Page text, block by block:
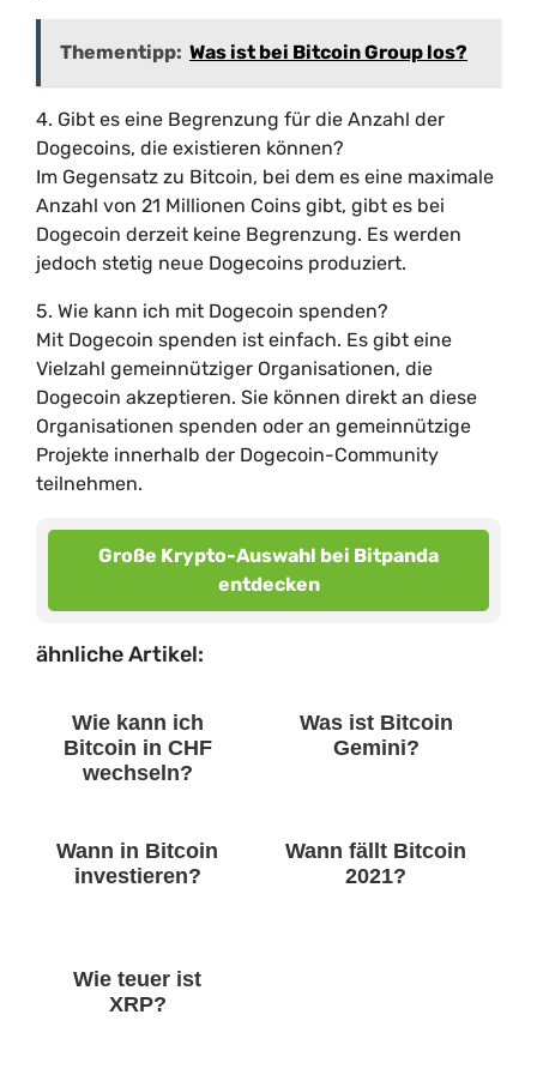
Thementipp: Was ist bei Bitcoin Group los?
4. Gibt es eine Begrenzung für die Anzahl der
Dogecoins, die existieren können?
Im Gegensatz zu Bitcoin, bei dem es eine maximale
Anzahl von 21 Millionen Coins gibt, gibt es bei
Dogecoin derzeit keine Begrenzung. Es werden
jedoch stetig neue Dogecoins produziert.
5. Wie kann ich mit Dogecoin spenden?
Mit Dogecoin spenden ist einfach. Es gibt eine
Vielzahl gemeinnütziger Organisationen, die
Dogecoin akzeptieren. Sie können direkt an diese
Organisationen spenden oder an gemeinnützige
Projekte innerhalb der Dogecoin-Community
teilnehmen.
Große Krypto-Auswahl bei Bitpanda
entdecken
ähnliche Artikel:
Wie kann ich
Bitcoin in CHF
wechseln?
Was ist Bitcoin
Gemini?
Wann in Bitcoin
investieren?
Wann fällt Bitcoin
2021?
Wie teuer ist
XRP?